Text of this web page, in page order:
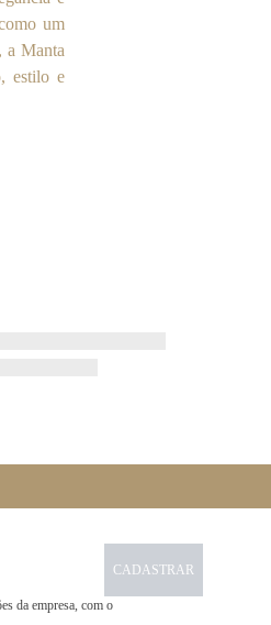
um
a Manta
estilo e
CADASTRAR
da empresa, com o